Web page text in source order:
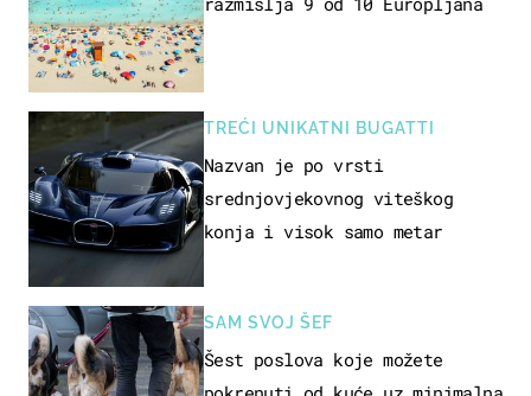
TREĆI UNIKATNI BUGATTI
Nazvan je po vrsti
srednjovjekovnog viteškog
konja i visok samo metar
SAM SVOJ ŠEF
Šest poslova koje možete